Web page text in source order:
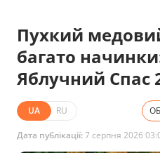
Пухкий медовий
багато
Яблучний Спас
UA RU
Дата публікації:7 серпня 2026